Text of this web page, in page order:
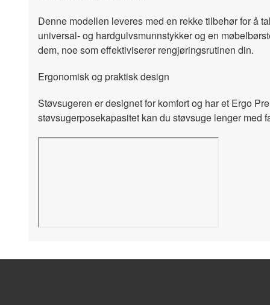
Denne modellen leveres med en rekke tilbehør for å
universal- og hardgulvsmunnstykker og en
dem, noe som effektiviserer rengjøringsrutinen din.
Ergonomisk og praktisk design
Støvsugeren er designet for komfort og har et Ergo
støvsugerposekapasitet kan du støvsuge lenger